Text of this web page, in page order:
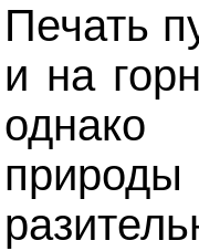
Печать
и на